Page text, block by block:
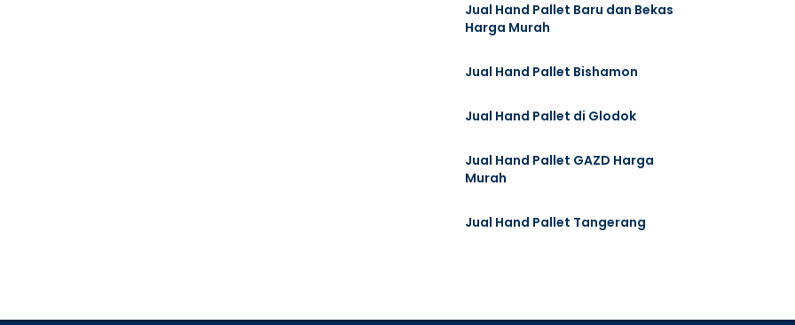
Jual Hand Pallet Baru dan Bekas
Harga Murah
Jual Hand Pallet Bishamon
Jual Hand Pallet di Glodok
Jual Hand Pallet GAZD Harga
Murah
Jual Hand Pallet Tangerang